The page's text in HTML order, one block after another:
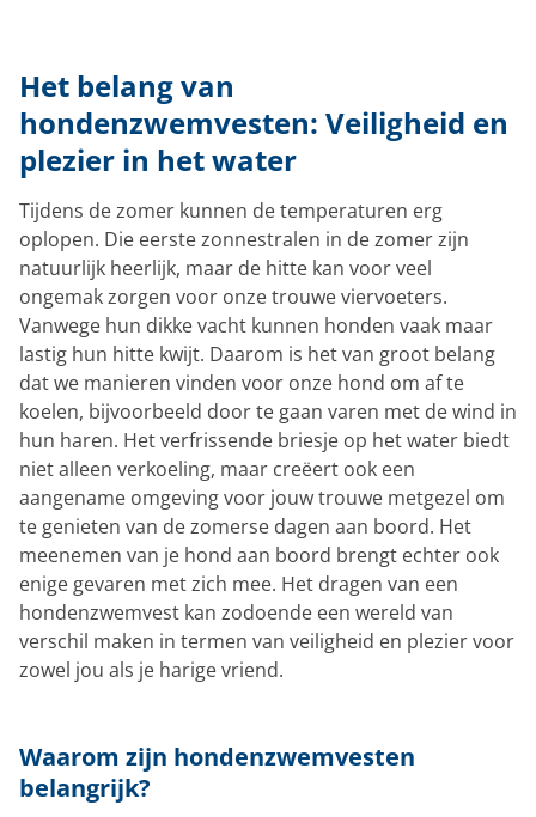
Het belang van
hondenzwemvesten: Veiligheid en
plezier in het water
Tijdens de zomer kunnen de temperaturen erg
oplopen. Die eerste zonnestralen in de zomer zijn
natuurlijk heerlijk, maar de hitte kan voor veel
ongemak zorgen voor onze trouwe viervoeters.
Vanwege hun dikke vacht kunnen honden vaak maar
lastig hun hitte kwijt. Daarom is het van groot belang
dat we manieren vinden voor onze hond om af te
koelen, bijvoorbeeld door te gaan varen met de wind in
hun haren. Het verfrissende briesje op het water biedt
niet alleen verkoeling, maar creëert ook een
aangename omgeving voor jouw trouwe metgezel om
te genieten van de zomerse dagen aan boord. Het
meenemen van je hond aan boord brengt echter ook
enige gevaren met zich mee. Het dragen van een
hondenzwemvest kan zodoende een wereld van
verschil maken in termen van veiligheid en plezier voor
zowel jou als je harige vriend.
Waarom zijn hondenzwemvesten
belangrijk?